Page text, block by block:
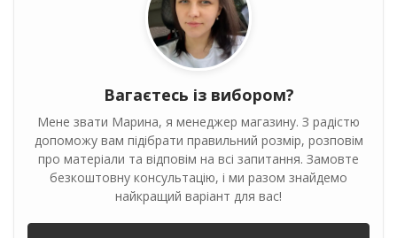
Вагаєтесь із вибором?
Мене звати Марина, я менеджер магазину. З радістю
допоможу вам підібрати правильний розмір, розповім
про матеріали та відповім на всі запитання. Замовте
безкоштовну консультацію, і ми разом знайдемо
найкращий варіант для вас!